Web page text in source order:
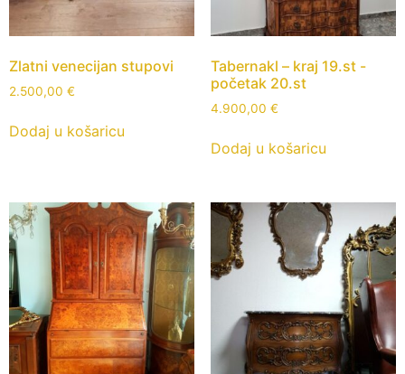
Zlatni venecijan stupovi
2.500,00 €
Dodaj u košaricu
Tabernakl – kraj 19.st -
početak 20.st
4.900,00 €
Dodaj u košaricu